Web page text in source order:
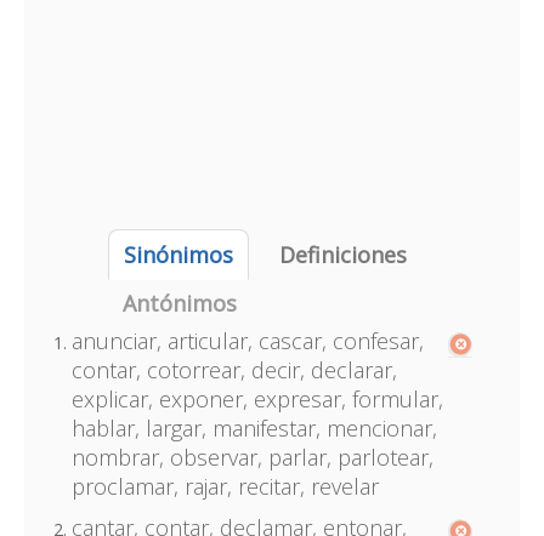
Sinónimos
Definiciones
Antónimos
anunciar, articular, cascar, confesar,
contar, cotorrear, decir, declarar,
explicar, exponer, expresar, formular,
hablar, largar, manifestar, mencionar,
nombrar, observar, parlar, parlotear,
proclamar, rajar, recitar, revelar
cantar, contar, declamar, entonar,